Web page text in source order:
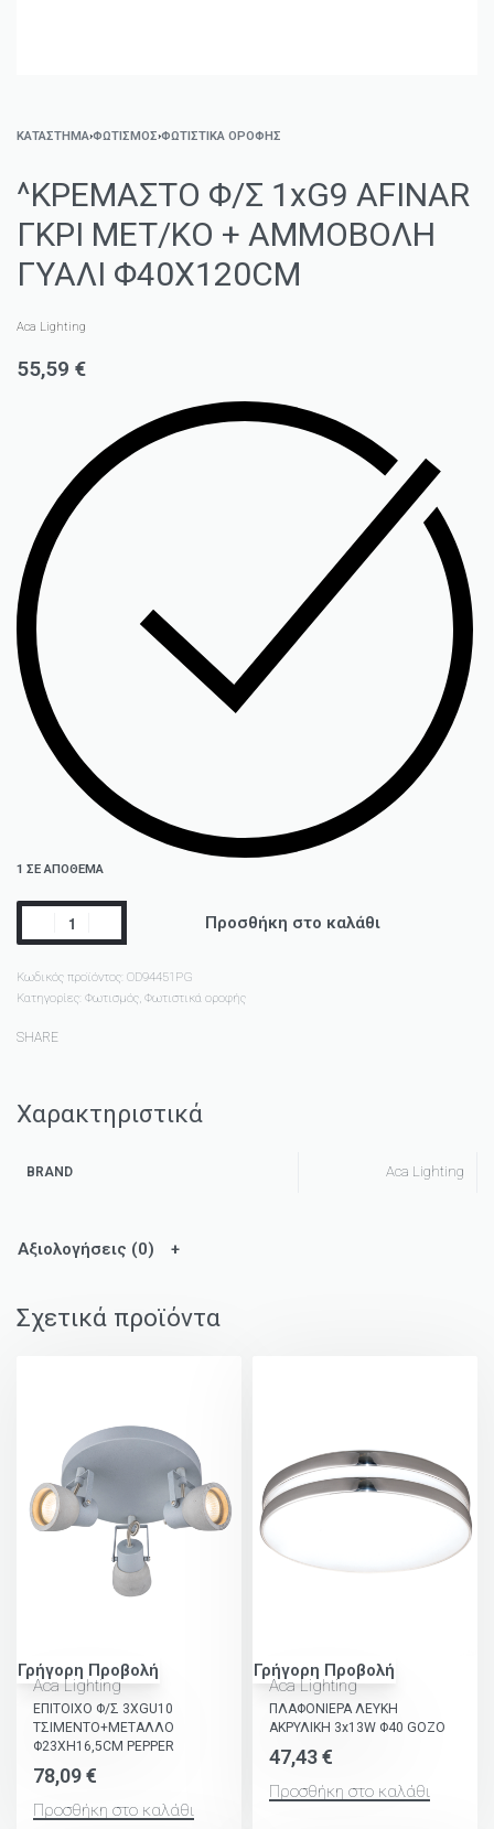
ΚΑΤΑΣΤΗΜΑ›ΦΩΤΙΣΜΌΣ›ΦΩΤΙΣΤΙΚΆ ΟΡΟΦΉΣ
^ΚΡΕΜΑΣΤΟ Φ/Σ 1xG9 AFINAR
ΓΚΡΙ ΜΕΤ/ΚΟ + ΑΜΜΟΒΟΛΗ
ΓΥΑΛΙ Φ40Χ120CM
Aca Lighting
55,59 €
1 ΣΕ ΑΠΌΘΕΜΑ
Προσθήκη στο καλάθι
Κωδικός προϊόντος: OD94451PG
Κατηγορίες: Φωτισμός, Φωτιστικά οροφής
SHARE
Χαρακτηριστικά
BRAND Aca Lighting
Αξιολογήσεις (0)
Σχετικά προϊόντα
Γρήγορη Προβολή
Aca Lighting
ΕΠΙΤΟΙΧΟ Φ/Σ 3ΧGU10
ΤΣΙΜΕΝΤΟ+ΜΕΤΑΛΛΟ
Φ23ΧΗ16,5CM PEPPER
78,09€
Προσθήκη στο καλάθι
Γρήγορη Προβολή
Aca Lighting
ΠΛΑΦΟΝΙΕΡΑ ΛΕΥΚΗ
ΑΚΡΥΛΙΚΗ 3x13W Φ40 GOZO
47,43€
Προσθήκη στο καλάθι